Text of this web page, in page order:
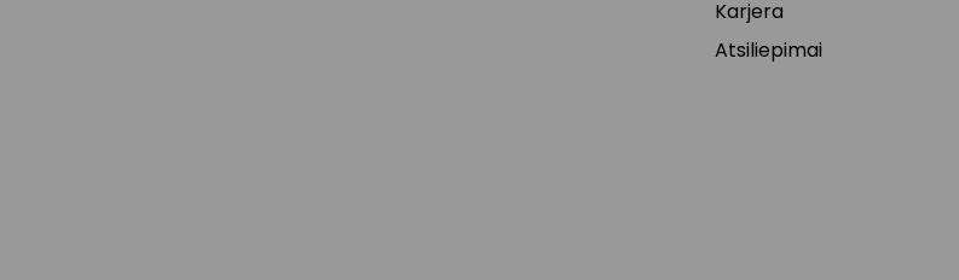
Karjera
Atsiliepimai